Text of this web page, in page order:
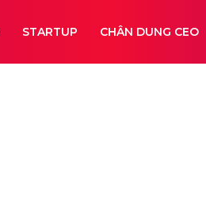
STARTUP CHÂN DUNG CEO